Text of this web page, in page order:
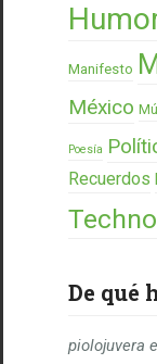
Manifesto
México
Poesía
Recuerdos
Techno
De qué
piolojuvera